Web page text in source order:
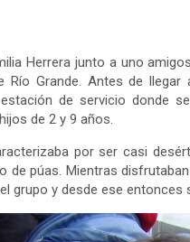
Herrera junto a uno
Grande. Antes de
de servicio donde
de 2 y 9 años.
por ser casi
de púas. Mientras
grupo y desde ese entonces